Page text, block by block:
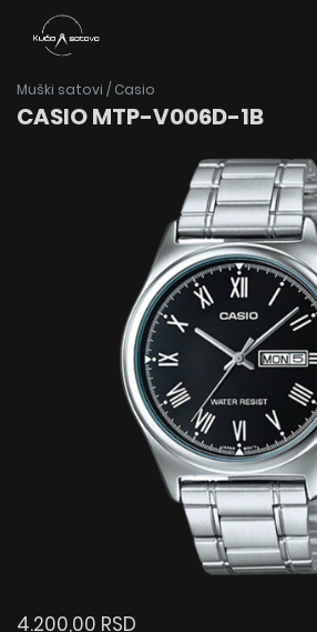
Muški satovi / Casio
CASIO MTP-V006D-1B
4.200,00 RSD